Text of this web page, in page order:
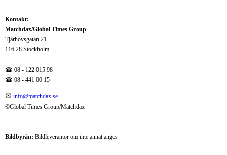
Kontakt:
Matchdax/Global Times Group
Tjärhovsgatan 21
116 28 Stockholm
☎ 08 - 122 015 98
☎ 08 - 441 00 15
✉ info@matchdax.se
©Global Times Group/Matchdax
Bildbyrån: Bildleverantör om inte annat anges